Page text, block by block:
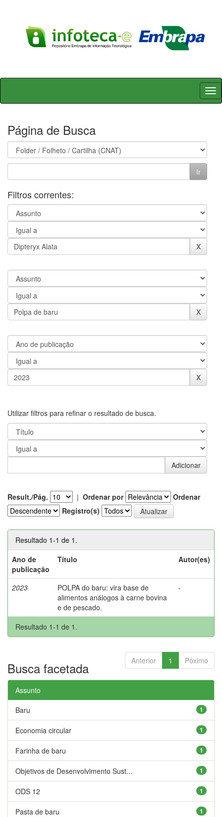
Skip
Página de Busca
Filtros correntes:
Utilizar filtros para refinar o resultado de busca.
Result./Pág. | Ordenar por
Ordenar
Registro(s)
Resultado 1-1 de 1.
Ano de
publicação
Título Autor(es)
2023
POLPA do baru: vira base de
alimentos análogos à carne bovina
e de pescado.
-
Resultado 1-1 de 1.
Anterior 1 Póximo
Busca facetada
Assunto
1
Baru
1
Economia circular
1
Farinha de baru
1
Objetivos de Desenvolvimento Sust...
1
ODS 12
1
Pasta de baru